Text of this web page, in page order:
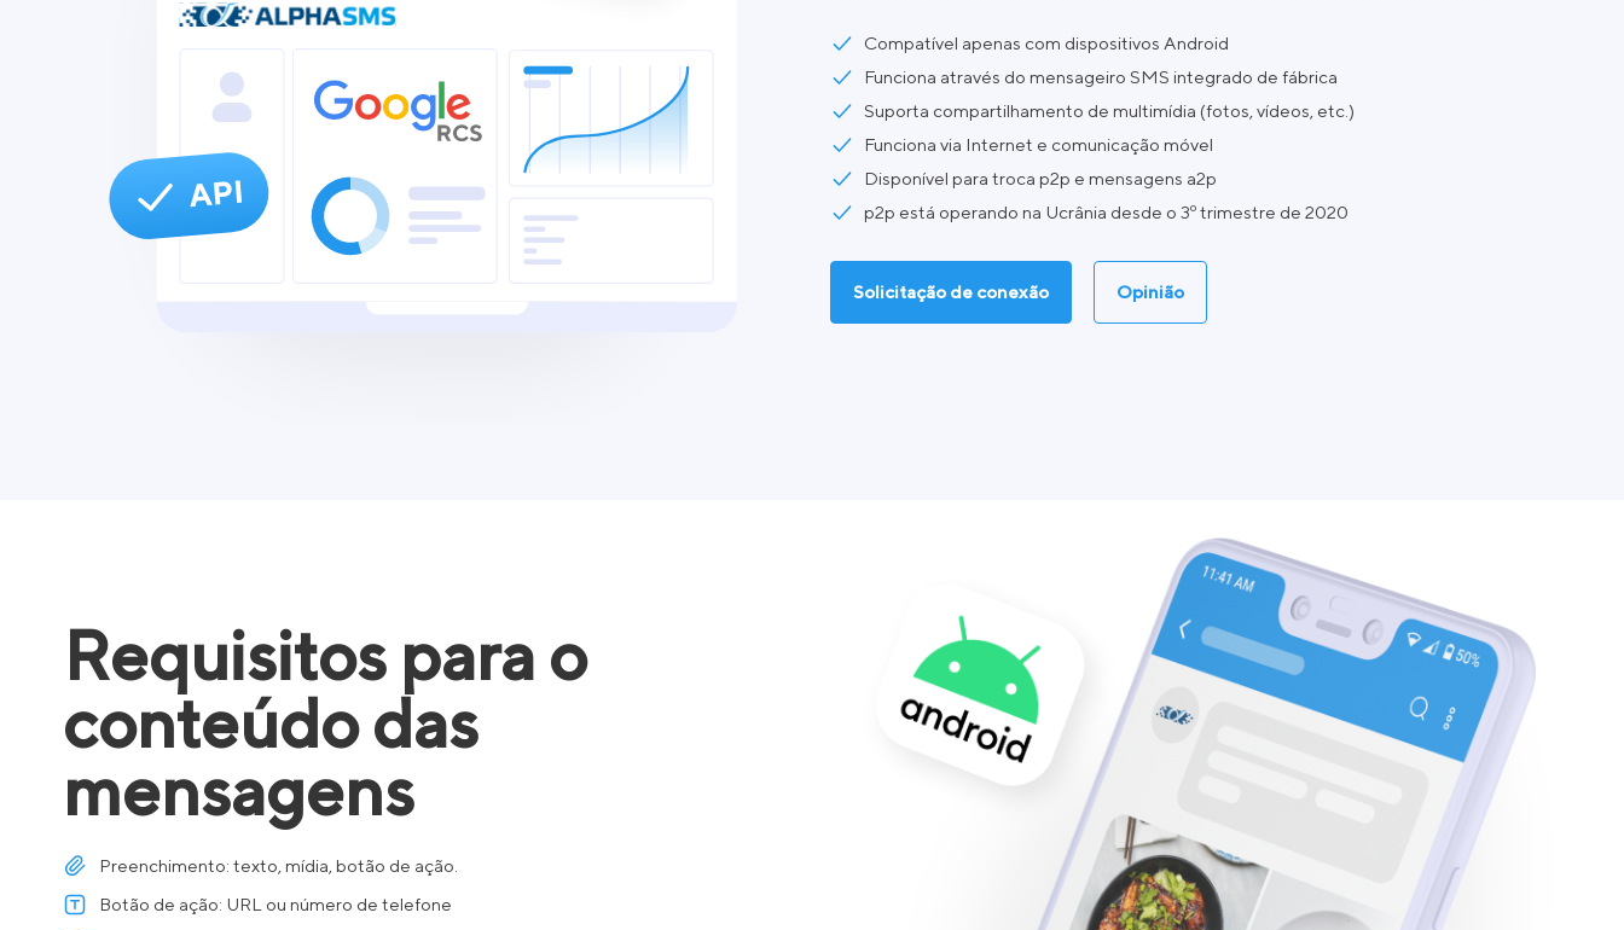
Compatível apenas com dispositivos Android
Funciona através do mensageiro SMS integrado de fábrica
Suporta compartilhamento de multimídia (fotos, vídeos, etc.)
Funciona via Internet e comunicação móvel
Disponível para troca p2p e mensagens a2p
p2p está operando na Ucrânia desde o 3º trimestre de 2020
Solicitação de conexão Opinião
Requisitos para o
conteúdo das
mensagens
Preenchimento: texto, mídia, botão de ação.
Botão de ação: URL ou número de telefone